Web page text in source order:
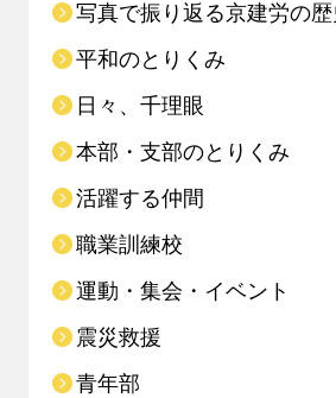
写真で振り返る京建労の歴
平和のとりくみ
日々、千理眼
本部・支部のとりくみ
活躍する仲間
職業訓練校
運動・集会・イベント
震災救援
青年部